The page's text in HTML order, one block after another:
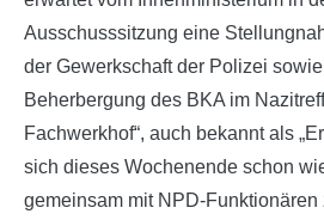
Ausschusssitzung eine
der Gewerkschaft der Polizei
Beherbergung des BKA im
Fachwerkhof“, auch bekannt als
sich dieses Wochenende schon
gemeinsam mit NPD-Funktionären